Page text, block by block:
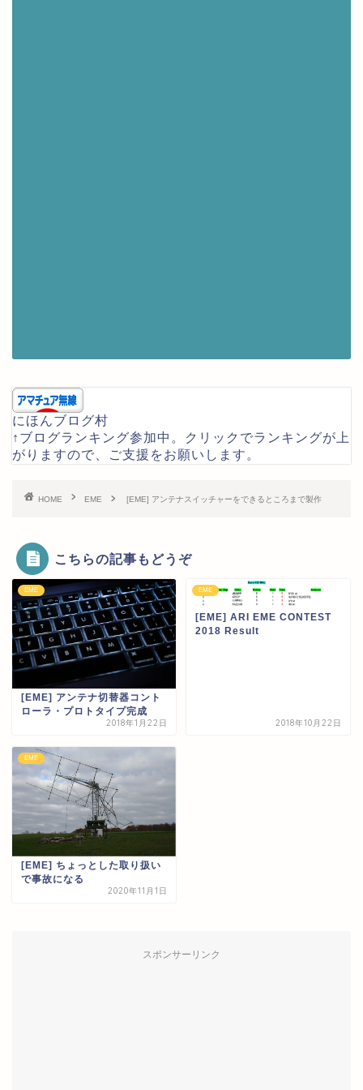
にほんブログ村
↑ブログランキング参加中。クリックでランキングが上
がりますので、ご支援をお願いします。
HOME EME [EME] アンテナスイッチャーをできるところまで製作
こちらの記事もどうぞ
EME
[EME] アンテナ切替器コント
ローラ・プロトタイプ完成
2018年1月22日
EME
[EME] ARI EME CONTEST
2018 Result
2018年10月22日
EME
[EME] ちょっとした取り扱い
で事故になる
2020年11月1日
スポンサーリンク